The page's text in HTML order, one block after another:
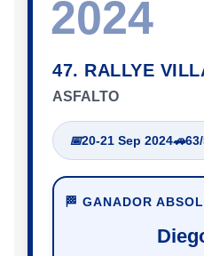
2024
47. RALLYE
ASFALTO
📅20-21 Sep 2024🚗
🏁 GANADOR